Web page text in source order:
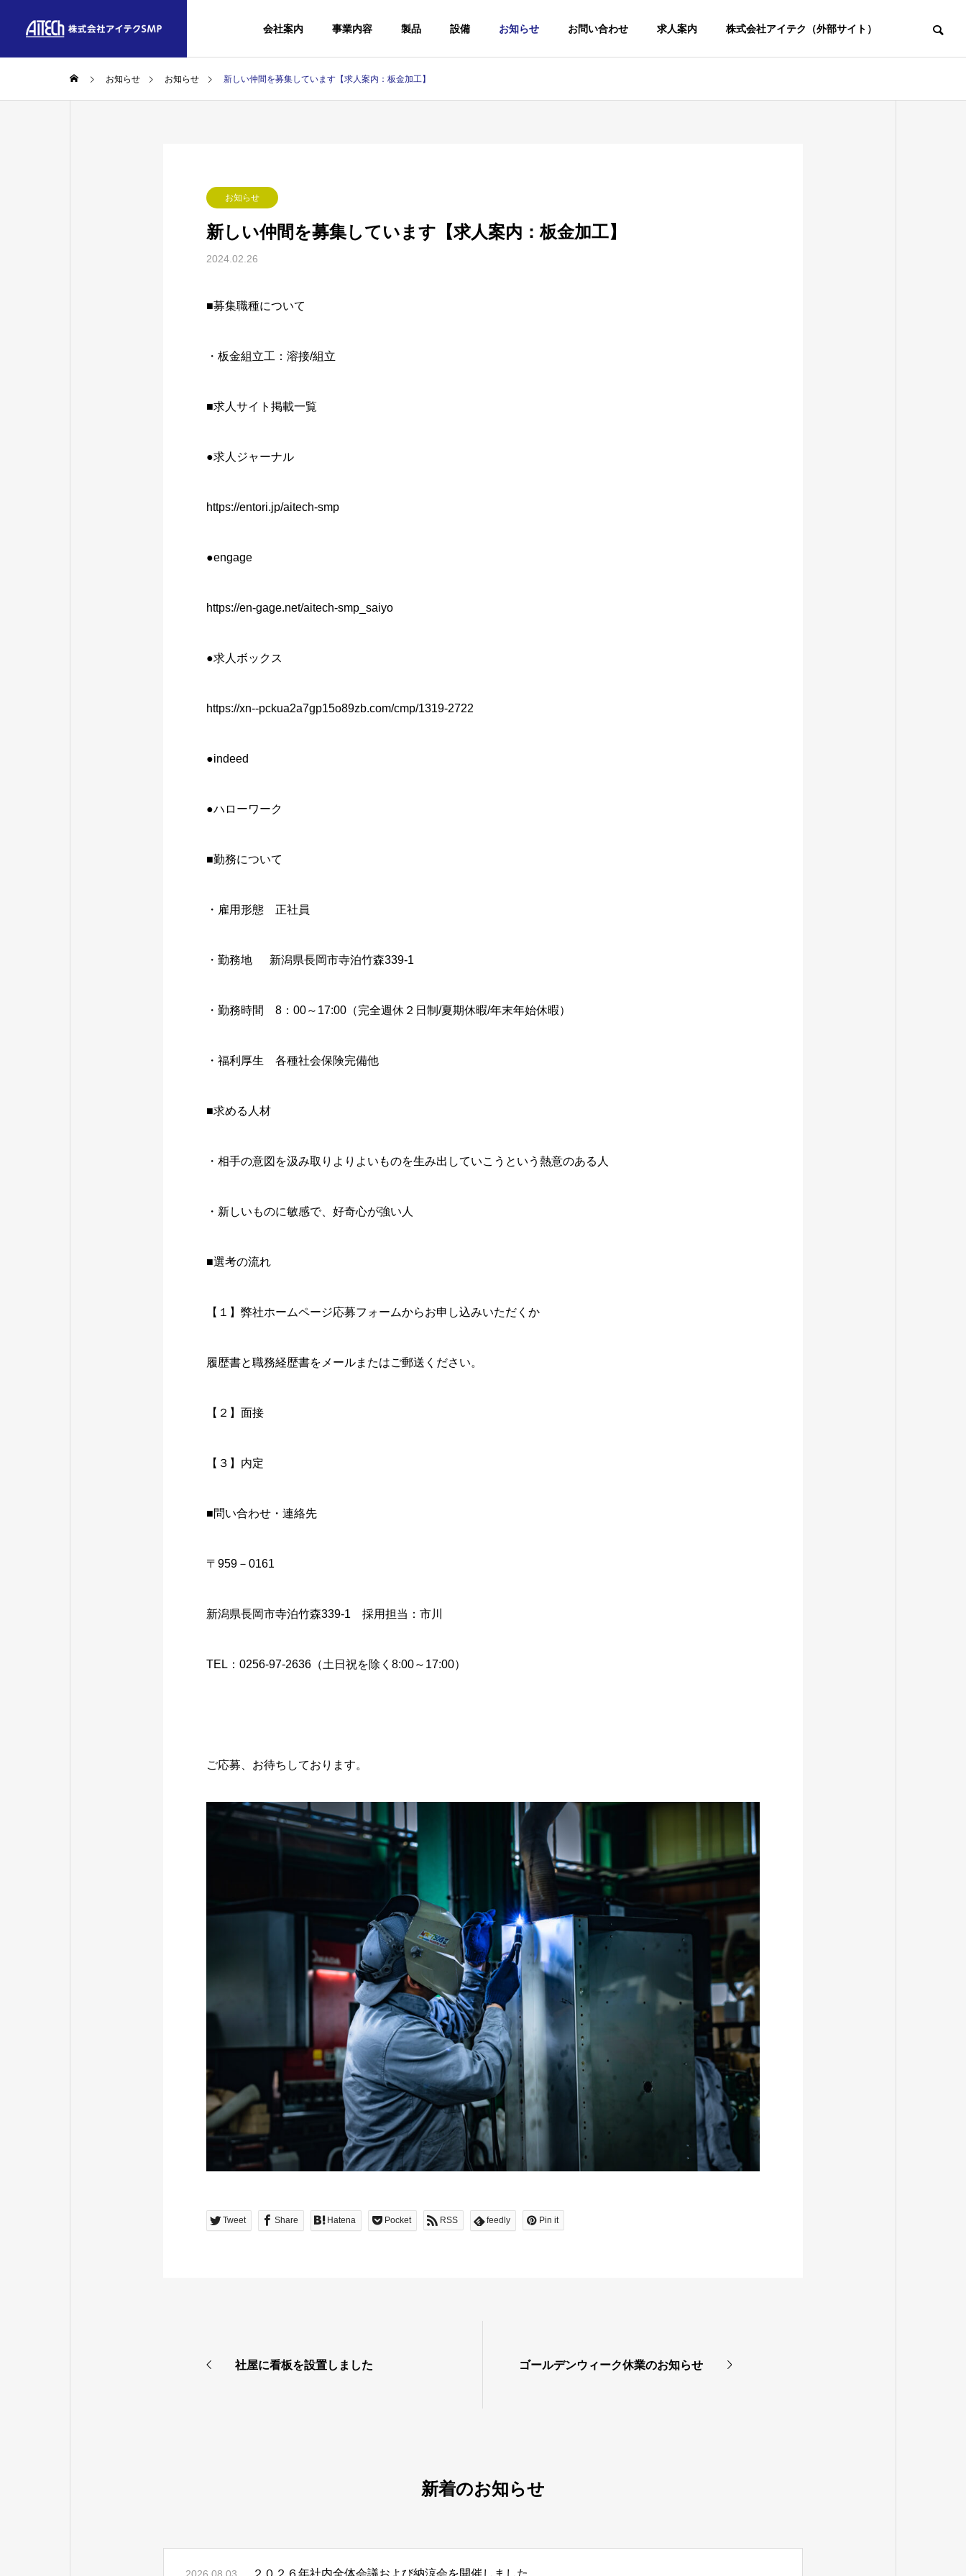
会社案内 事業内容 製品 設備 お知らせ お問い合わせ 求人案内 株式会社アイテク（外部サイト）
お知らせ お知らせ 新しい仲間を募集しています【求人案内：板金加工】
お知らせ
新しい仲間を募集しています【求人案内：板金加工】
2024.02.26
■募集職種について
・板金組立工：溶接/組立
■求人サイト掲載一覧
●求人ジャーナル
https://entori.jp/aitech-smp
●engage
https://en-gage.net/aitech-smp_saiyo
●求人ボックス
https://xn--pckua2a7gp15o89zb.com/cmp/1319-2722
●indeed
●ハローワーク
■勤務について
・雇用形態 正社員
・勤務地 新潟県長岡市寺泊竹森339-1
・勤務時間 8：00～17:00（完全週休２日制/夏期休暇/年末年始休暇）
・福利厚生 各種社会保険完備他
■求める人材
・相手の意図を汲み取りよりよいものを生み出していこうという熱意のある人
・新しいものに敏感で、好奇心が強い人
■選考の流れ
【１】弊社ホームページ応募フォームからお申し込みいただくか
履歴書と職務経歴書をメールまたはご郵送ください。
【２】面接
【３】内定
■問い合わせ・連絡先
〒959－0161
新潟県長岡市寺泊竹森339-1 採用担当：市川
TEL：0256-97-2636（土日祝を除く8:00～17:00）
ご応募、お待ちしております。
Tweet Share Hatena Pocket RSS feedly Pin it
社屋に看板を設置しました ゴールデンウィーク休業のお知らせ
新着のお知らせ
2026.08.03 ２０２６年社内全体会議および納涼会を開催しました